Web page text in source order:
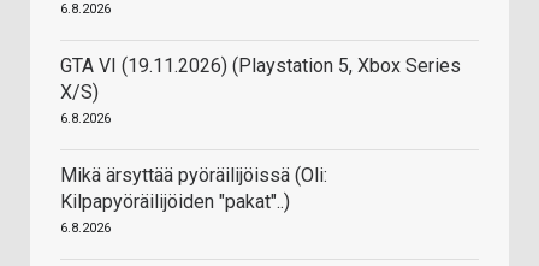
6.8.2026
GTA VI (19.11.2026) (Playstation 5, Xbox Series
X/S)
6.8.2026
Mikä ärsyttää pyöräilijöissä (Oli:
Kilpapyöräilijöiden "pakat"..)
6.8.2026